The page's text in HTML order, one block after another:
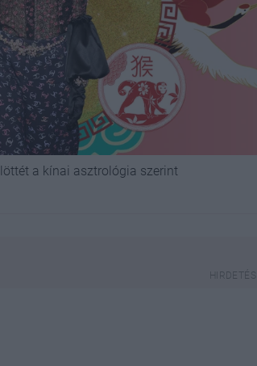
a kínai asztrológia szerint